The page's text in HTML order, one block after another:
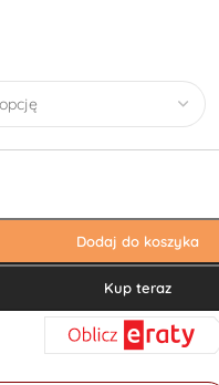
Dodaj do koszyka
Kup teraz